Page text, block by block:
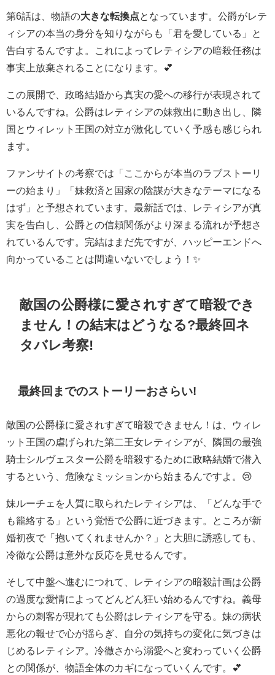
第6話は、物語の大きな転換点 となっています。公爵がレテ
ィシアの本当の身分を知りながらも「君を愛している」と
告白するんですよ。これによってレティシアの暗殺任務は
事実上放棄されることになります。💕
この展開で、政略結婚から真実の愛への移行が表現されて
いるんですね。公爵はレティシアの妹救出に動き出し、隣
国とウィレット王国の対立が激化していく予感も感じられ
ます。
ファンサイトの考察では「ここからが本当のラブストーリ
ーの始まり」「妹救済と国家の陰謀が大きなテーマになる
はず」と予想されています。最新話では、レティシアが真
実を告白し、公爵との信頼関係がより深まる流れが予想さ
れているんです。完結はまだ先ですが、ハッピーエンドへ
向かっていることは間違いないでしょう！✨
敵国の公爵様に愛されすぎて暗殺でき
ません！の結末はどうなる?最終回ネ
タバレ考察!
最終回までのストーリーおさらい!
敵国の公爵様に愛されすぎて暗殺できません！は、ウィレ
ット王国の虐げられた第二王女レティシアが、隣国の最強
騎士シルヴェスター公爵を暗殺するために政略結婚で潜入
するという、危険なミッションから始まるんですよ。😢
妹ルーチェを人質に取られたレティシアは、「どんな手で
も籠絡する」という覚悟で公爵に近づきます。ところが新
婚初夜で「抱いてくれませんか？」と大胆に誘惑しても、
冷徹な公爵は意外な反応を見せるんです。
そして中盤へ進むにつれて、レティシアの暗殺計画は公爵
の過度な愛情によってどんどん狂い始めるんですね。義母
からの刺客が現れても公爵はレティシアを守る。妹の病状
悪化の報せで心が揺らぎ、自分の気持ちの変化に気づきは
じめるレティシア。冷徹さから溺愛へと変わっていく公爵
との関係が、物語全体のカギになっていくんです。💕